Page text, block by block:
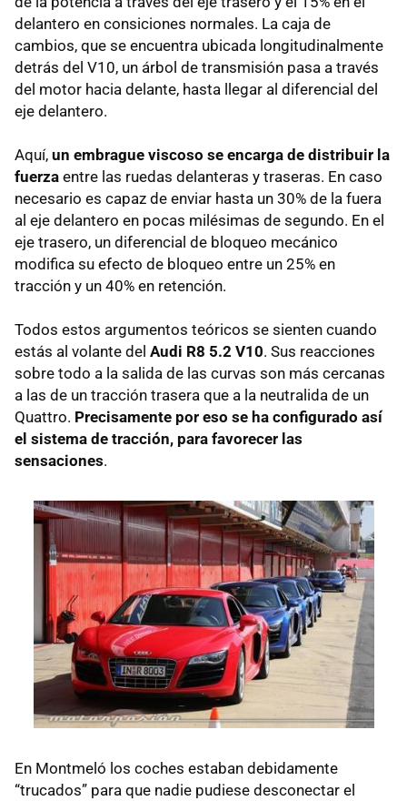
delantero en consiciones normales. La caja de
cambios, que se encuentra ubicada longitudinalmente
detrás del V10, un árbol de transmisión pasa a través
del motor hacia delante, hasta llegar al diferencial del
eje delantero.
Aquí, un embrague viscoso se encarga de distribuir la
fuerza entre las ruedas delanteras y traseras. En caso
necesario es capaz de enviar hasta un 30% de la fuera
al eje delantero en pocas milésimas de segundo. En el
eje trasero, un diferencial de bloqueo mecánico
modifica su efecto de bloqueo entre un 25% en
tracción y un 40% en retención.
Todos estos argumentos teóricos se sienten cuando
estás al volante del Audi R8 5.2 V10. Sus reacciones
sobre todo a la salida de las curvas son más cercanas
a las de un tracción trasera que a la neutralida de un
Quattro. Precisamente por eso se ha configurado así
el sistema de tracción, para favorecer las
sensaciones.
En Montmeló los coches estaban debidamente
“trucados” para que nadie pudiese desconectar el